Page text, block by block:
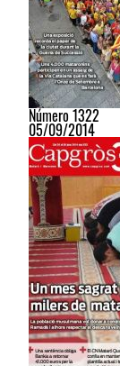
Número 1322
05/09/2014